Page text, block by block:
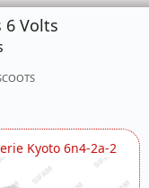
6 Volts
Kyoto 6n4-2a-2